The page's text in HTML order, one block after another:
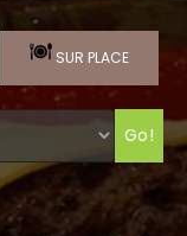
SUR PLACE
Go!